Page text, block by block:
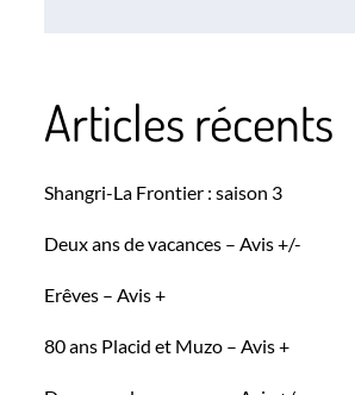
Articles récents
Shangri-La Frontier : saison 3
Deux ans de vacances – Avis +/-
Erêves – Avis +
80 ans Placid et Muzo – Avis +